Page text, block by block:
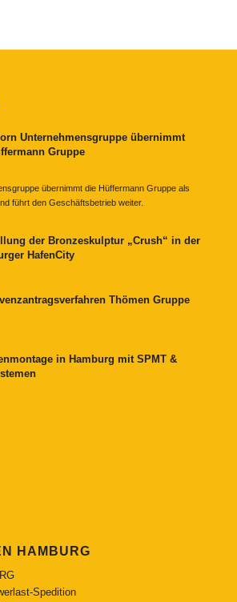
Unternehmensgruppe übernimmt
Gruppe
übernimmt die Hüffermann Gruppe als
führt den Geschäftsbetrieb weiter.
der Bronzeskulptur „Crush“ in der
HafenCity
Thömen Gruppe
in Hamburg mit SPMT &
HAMBURG
Spedition